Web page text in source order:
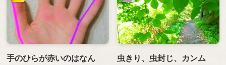
手のひらが赤いのはなん
虫きり、虫封じ、カンム